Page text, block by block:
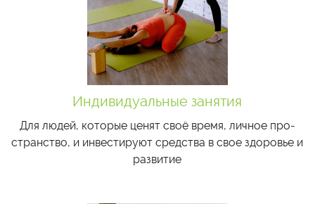
Индивидуальные занятия
Для лю­дей, ко­то­рые це­нят своё вре­мя, лич­ное про­
стран­ство, и ин­ве­сти­ру­ют сред­ства в свое здо­ро­вье и
раз­ви­тие